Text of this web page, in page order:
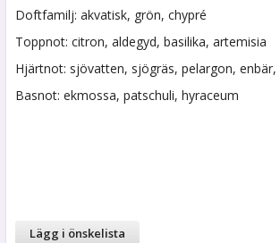
Doftfamilj: akvatisk, grön, chypré
Toppnot: citron, aldegyd, basilika, artemisia
Hjärtnot: sjövatten, sjögräs, pelargon,
Basnot: ekmossa, patschuli, hyraceum
Lägg i önskelista